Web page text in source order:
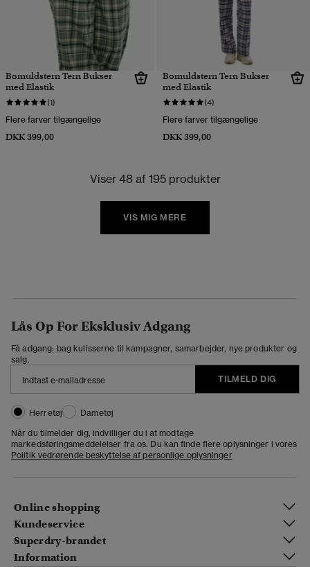
Bomuldstern Tern Bukser
med Elastik
(1)
Flere farver tilgængelige
DKK 399,00
Bomuldstern Tern Bukser
med Elastik
(4)
Flere farver tilgængelige
DKK 399,00
Viser 48 af 195 produkter
VIS MIG MERE
Lås Op For Eksklusiv Adgang
Få adgang: bag kulisserne til kampagner, samarbejder, nye produkter og
salg.
TILMELD DIG
Herretøj
Dametøj
Når du tilmelder dig, indvilliger du i at modtage
markedsføringsmeddelelser fra os. Du kan finde flere oplysninger i vores
Politik vedrørende beskyttelse af personlige oplysninger
Online shopping
Kundeservice
Superdry-brandet
Information